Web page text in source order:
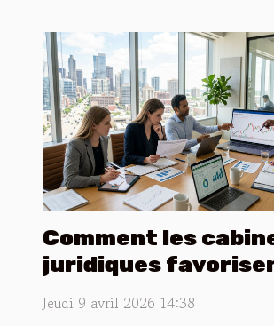
Comment les
juridiques
Jeudi 9 avril 2026 14:38